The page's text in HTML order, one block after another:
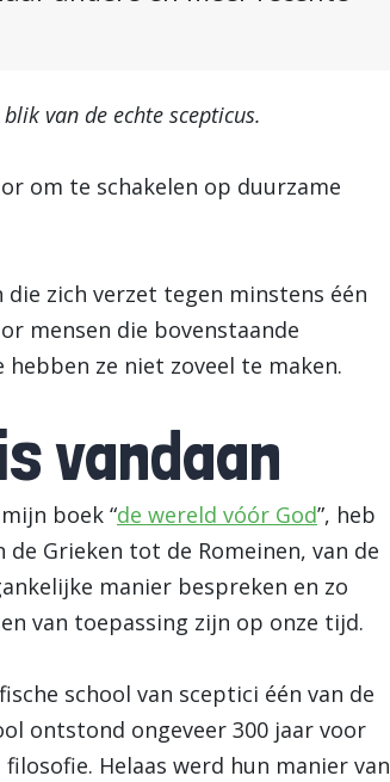
van de echte scepticus.
om te schakelen op duurzame
die zich verzet tegen minstens één
mensen die bovenstaande
ze niet zoveel te maken.
vandaan
boek “de wereld vóór God”, heb
Grieken tot de Romeinen, van de
manier bespreken en zo
van toepassing zijn op onze tijd.
school van sceptici één van de
ontstond ongeveer 300 jaar voor
Helaas werd hun manier van